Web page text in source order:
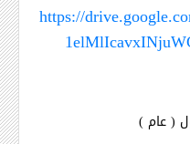
https://
( عام )